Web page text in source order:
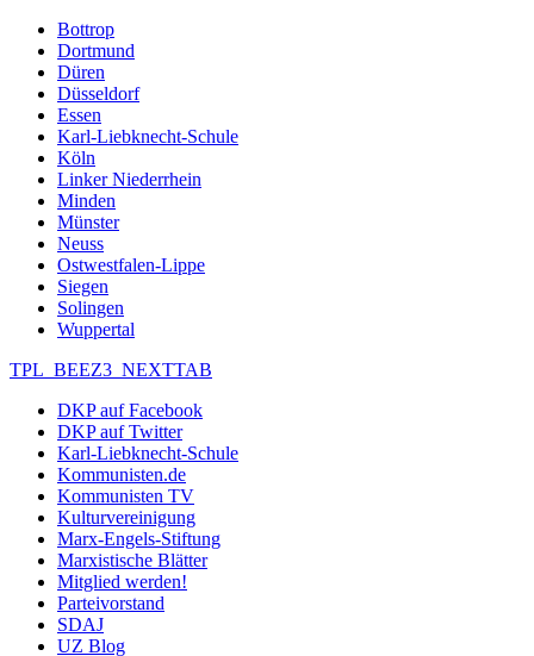
Bottrop
Dortmund
Düren
Düsseldorf
Essen
Karl-Liebknecht-Schule
Köln
Linker Niederrhein
Minden
Münster
Neuss
Ostwestfalen-Lippe
Siegen
Solingen
Wuppertal
TPL_BEEZ3_NEXTTAB
DKP auf Facebook
DKP auf Twitter
Karl-Liebknecht-Schule
Kommunisten.de
Kommunisten TV
Kulturvereinigung
Marx-Engels-Stiftung
Marxistische Blätter
Mitglied werden!
Parteivorstand
SDAJ
UZ Blog